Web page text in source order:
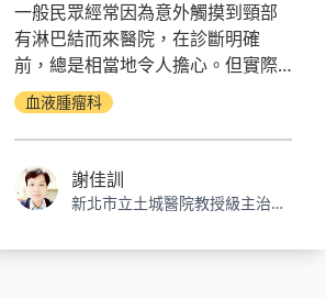
一般民眾經常因為意外觸摸到頸部
有淋巴結而來醫院，在診斷明確
前，總是相當地令人擔心。但實際
上，正常人其實也會有可觸摸到的
淋巴結。不過什麼時候需要懷疑惡
性疾病引起的淋巴腫大呢？它們之
間的差異在哪裡呢？以下列出幾個
大致方向給非醫療專業的您參考。
血液腫瘤科
謝佳訓
新北市立土城醫院教授級主治醫
主任、癌症中心主任